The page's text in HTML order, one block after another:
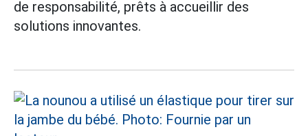
de responsabilité, prêts à accueillir des
solutions innovantes.